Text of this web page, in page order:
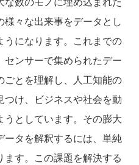
々な出来事をデータとし
うになります。これまでの
ンサーで集められたデー
ごとを理解し、人工知能の
け、ビジネスや社会を動
としています。その膨大
ータを解釈するには、単純
す。この課題を解決する